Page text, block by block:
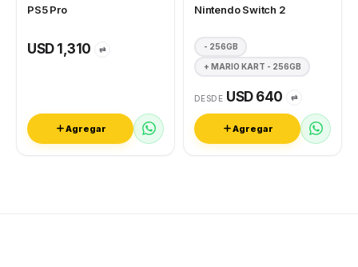
PS5 Pro
USD 1,310 ⇄
Agregar
Nintendo Switch 2
- 256GB
+ MARIO KART - 256GB
DESDE USD 640 ⇄
Agregar